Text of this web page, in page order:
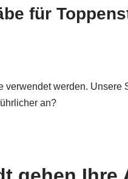
für
werden. Unsere
an?